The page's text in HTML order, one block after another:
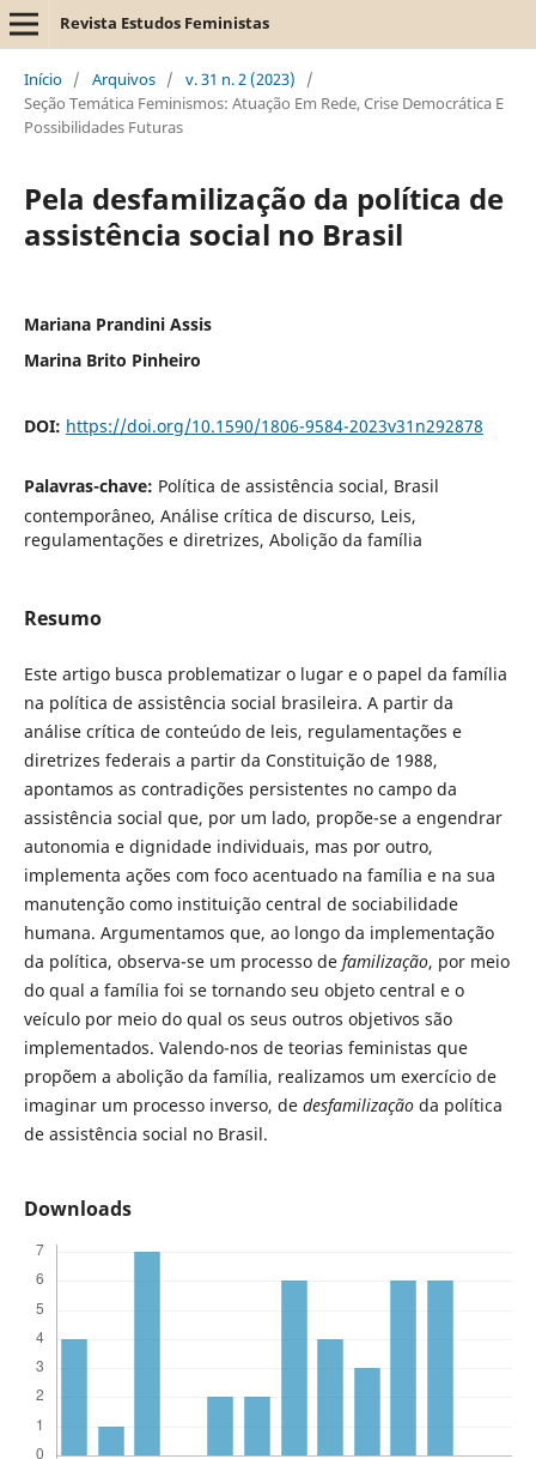
Revista Estudos Feministas
Início / Arquivos / v. 31 n. 2 (2023)
/
Seção Temática Feminismos: Atuação Em Rede, Crise Democrática E
Possibilidades Futuras
Pela desfamilização da política de
assistência social no Brasil
Mariana Prandini Assis
Marina Brito Pinheiro
DOI: https://doi.org/10.1590/1806-9584-2023v31n292878
Palavras-chave: Política de assistência social, Brasil
contemporâneo, Análise crítica de discurso, Leis,
regulamentações e diretrizes, Abolição da família
Resumo
Este artigo busca problematizar o lugar e o papel da família
na política de assistência social brasileira. A partir da
análise crítica de conteúdo de leis, regulamentações e
diretrizes federais a partir da Constituição de 1988,
apontamos as contradições persistentes no campo da
assistência social que, por um lado, propõe-se a engendrar
autonomia e dignidade individuais, mas por outro,
implementa ações com foco acentuado na família e na sua
manutenção como instituição central de sociabilidade
humana. Argumentamos que, ao longo da implementação
da política, observa-se um processo de familização, por meio
do qual a família foi se tornando seu objeto central e o
veículo por meio do qual os seus outros objetivos são
implementados. Valendo-nos de teorias feministas que
propõem a abolição da família, realizamos um exercício de
imaginar um processo inverso, de desfamilizaçãoda política
de assistência social no Brasil.
Downloads